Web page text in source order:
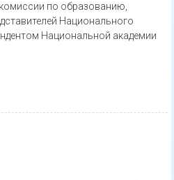
по образованию,
Национального
Национальной академии